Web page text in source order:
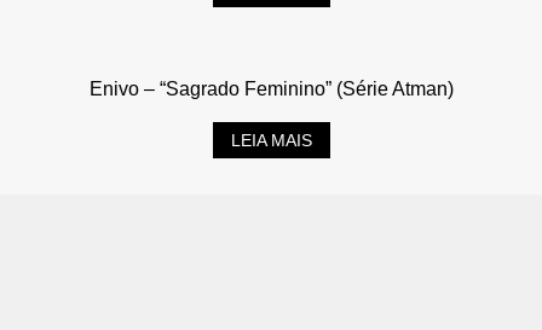
Enivo – “Sagrado Feminino” (Série Atman)
LEIA MAIS